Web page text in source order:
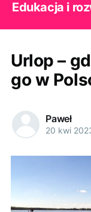
Edukacja i
Urlop –
go w
Paweł
20 kwi